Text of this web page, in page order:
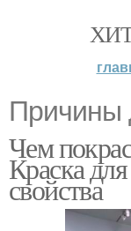
Причины
Чем
Краска
свойства